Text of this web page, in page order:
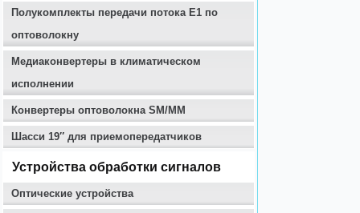
Полукомплекты передачи потока E1 по
оптоволокну
Медиаконвертеры в климатическом
исполнении
Конвертеры оптоволокна SM/MM
Шасси 19″ для приемопередатчиков
Устройства обработки сигналов
Оптические устройства